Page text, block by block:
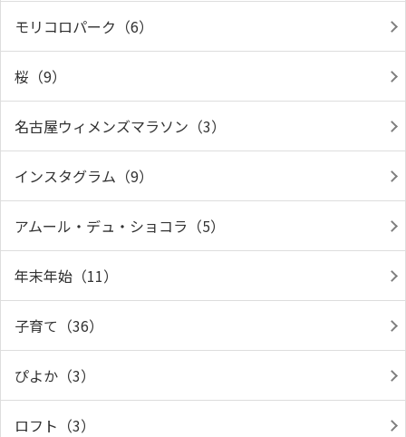
モリコロパーク（6）
桜（9）
名古屋ウィメンズマラソン（3）
インスタグラム（9）
アムール・デュ・ショコラ（5）
年末年始（11）
子育て（36）
ぴよか（3）
ロフト（3）